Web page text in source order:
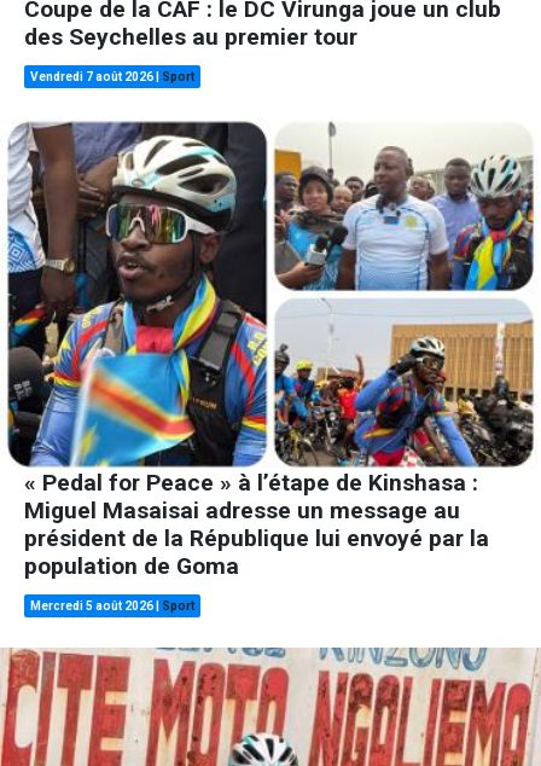
Coupe de la CAF : le DC Virunga joue un club
des Seychelles au premier tour
Vendredi 7 août 2026 Sport
« Pedal for Peace » à l’étape de Kinshasa :
Miguel Masaisai adresse un message au
président de la République lui envoyé par la
population de Goma
Mercredi 5 août 2026 Sport